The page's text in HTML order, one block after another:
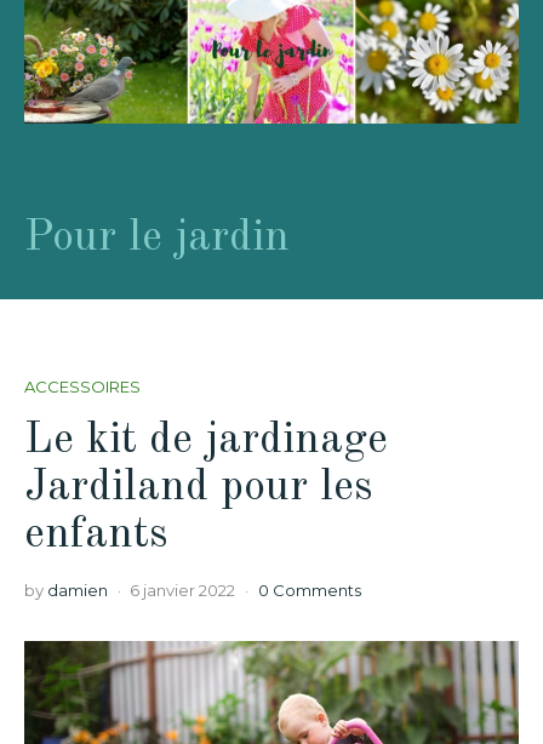
Pour le jardin
ACCESSOIRES
Le kit de jardinage
Jardiland pour les
enfants
by damien 6 janvier 2022 0 Comments